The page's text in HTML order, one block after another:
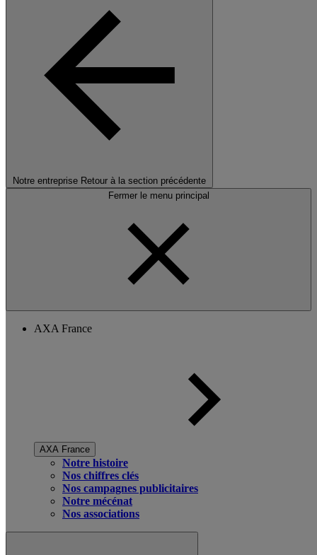
Notre entreprise Retour à la section précédente
Fermer le menu principal
AXA France
AXA France
Notre histoire
Nos chiffres clés
Nos campagnes publicitaires
Notre mécénat
Nos associations